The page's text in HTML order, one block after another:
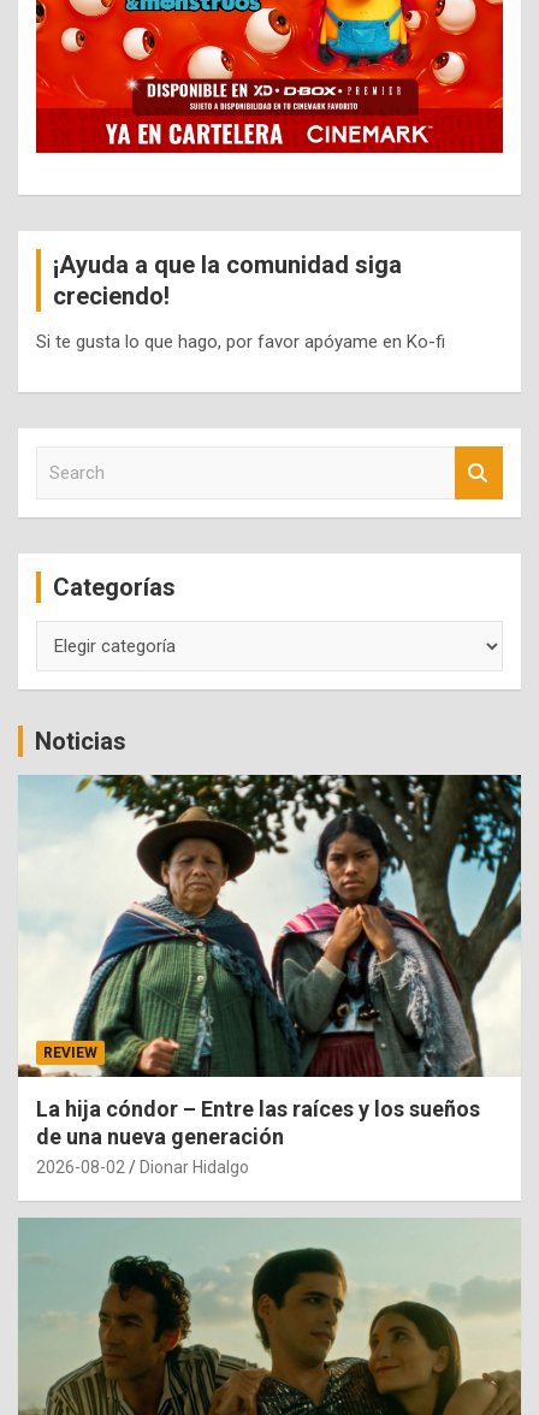
¡Ayuda a que la comunidad siga
creciendo!
Si te gusta lo que hago, por favor apóyame en Ko-fi
c
Categorías
Noticias
REVIEW
La hija cóndor – Entre las raíces y los sueños
de una nueva generación
2026-08-02 Dionar Hidalgo